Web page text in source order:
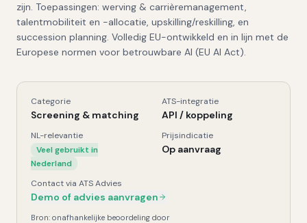
zijn. Toepassingen: werving & carrièremanagement,
talentmobiliteit en -allocatie, upskilling/reskilling, en
succession planning. Volledig EU-ontwikkeld en in lijn met de
Europese normen voor betrouwbare AI (EU AI Act).
8vance, Kerngegevens
Categorie
Screening & matching
ATS-integratie
API / koppeling
NL-relevantie
Veel gebruikt in
Nederland
Prijsindicatie
Op aanvraag
Contact via ATS Advies
Demo of advies aanvragen
Bron: onafhankelijke beoordeling door